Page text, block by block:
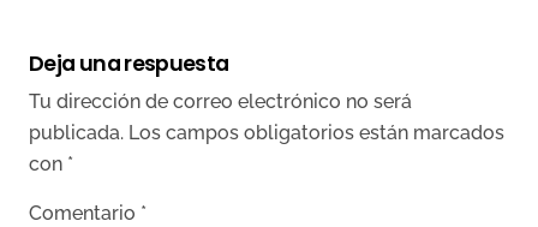
Deja una respuesta
Tu dirección de correo electrónico no será
publicada. Los campos obligatorios están marcados
con *
Comentario *